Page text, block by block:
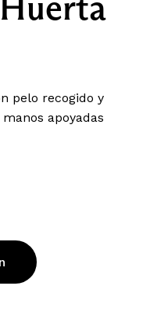
pelo recogido y
apoyadas